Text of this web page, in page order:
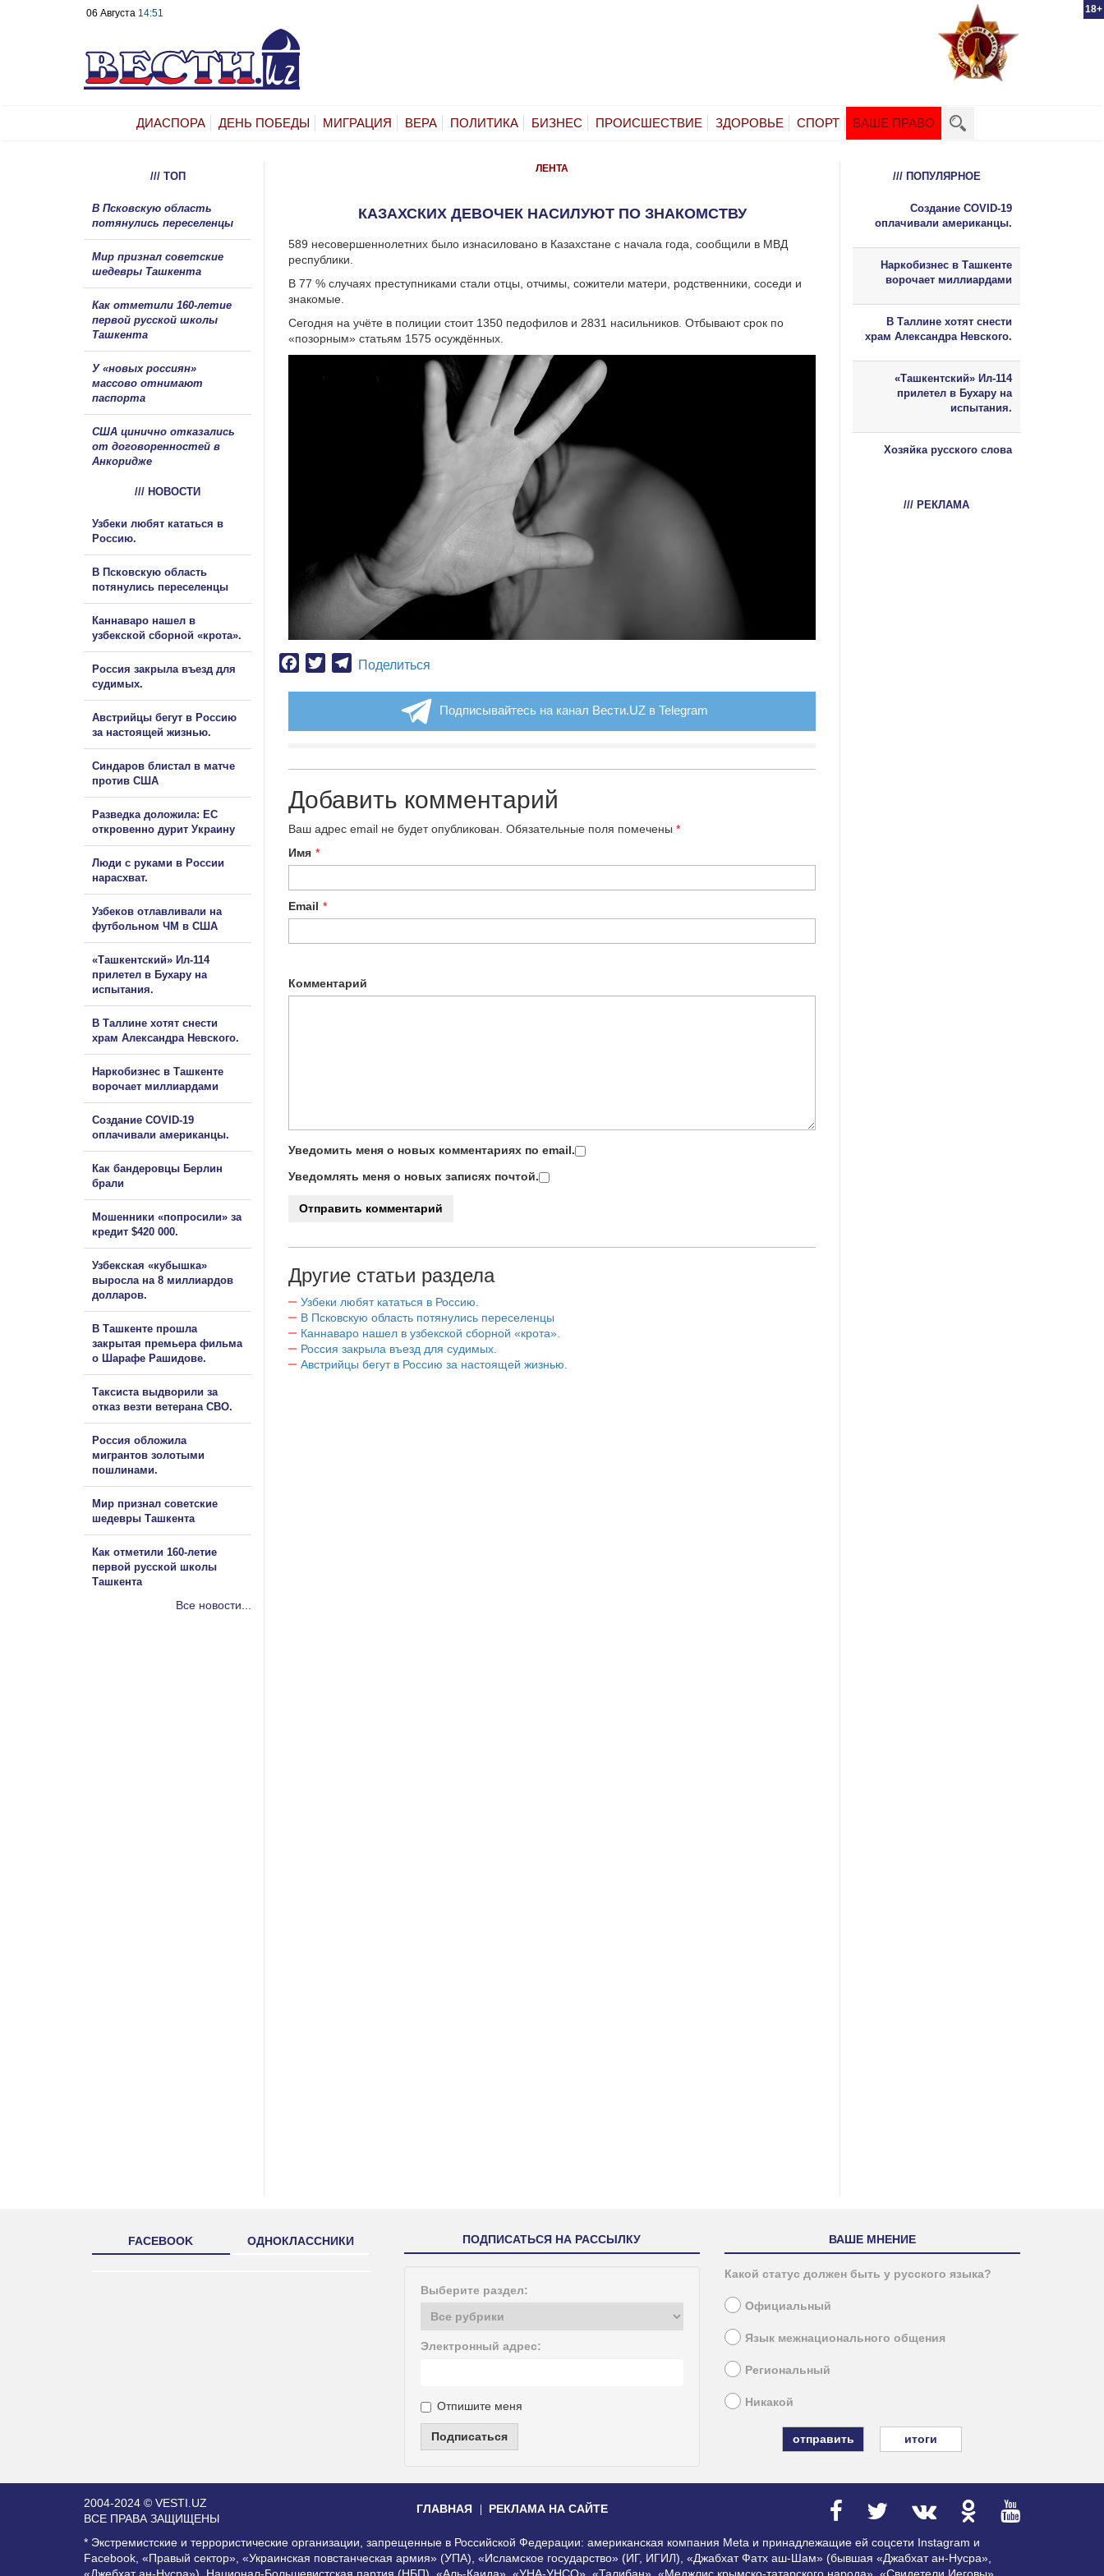
18+
06 Августа 14:51
ДИАСПОРА ДЕНЬ ПОБЕДЫ МИГРАЦИЯ ВЕРА ПОЛИТИКА БИЗНЕС ПРОИСШЕСТВИЕ ЗДОРОВЬЕ СПОРТ ВАШЕ ПРАВО
ЛЕНТА
КАЗАХСКИХ ДЕВОЧЕК НАСИЛУЮТ ПО ЗНАКОМСТВУ
589 несовершеннолетних было изнасиловано в Казахстане с начала года, сообщили в МВД
республики.
В 77 % случаях преступниками стали отцы, отчимы, сожители матери, родственники, соседи и
знакомые.
Сегодня на учёте в полиции стоит 1350 педофилов и 2831 насильников. Отбывают срок по
«позорным» статьям 1575 осуждённых.
Facebook
TwitterTelegram
Поделиться
Подписывайтесь на канал Вести.UZ в Telegram
Добавить комментарий
Ваш адрес email не будет опубликован. Обязательные поля помечены *
Имя *
Email *
Комментарий
Уведомить меня о новых комментариях по email.
Уведомлять меня о новых записях почтой.
Другие статьи раздела
Узбеки любят кататься в Россию.
В Псковскую область потянулись переселенцы
Каннаваро нашел в узбекской сборной «крота».
Россия закрыла въезд для судимых.
Австрийцы бегут в Россию за настоящей жизнью.
/// ТОП
В Псковскую область
потянулись переселенцы
Мир признал советские
шедевры Ташкента
Как отметили 160-летие
первой русской школы
Ташкента
У «новых россиян»
массово отнимают
паспорта
США цинично отказались
от договоренностей в
Анкоридже
/// НОВОСТИ
Узбеки любят кататься в
Россию.
В Псковскую область
потянулись переселенцы
Каннаваро нашел в
узбекской сборной «крота».
Россия закрыла въезд для
судимых.
Австрийцы бегут в Россию
за настоящей жизнью.
Синдаров блистал в матче
против США
Разведка доложила: ЕС
откровенно дурит Украину
Люди с руками в России
нарасхват.
Узбеков отлавливали на
футбольном ЧМ в США
«Ташкентский» Ил-114
прилетел в Бухару на
испытания.
В Таллине хотят снести
храм Александра Невского.
Наркобизнес в Ташкенте
ворочает миллиардами
Создание COVID-19
оплачивали американцы.
Как бандеровцы Берлин
брали
Мошенники «попросили» за
кредит $420 000.
Узбекская «кубышка»
выросла на 8 миллиардов
долларов.
В Ташкенте прошла
закрытая премьера фильма
о Шарафе Рашидове.
Таксиста выдворили за
отказ везти ветерана СВО.
Россия обложила
мигрантов золотыми
пошлинами.
Мир признал советские
шедевры Ташкента
Как отметили 160-летие
первой русской школы
Ташкента
Все новости...
/// ПОПУЛЯРНОЕ
Создание COVID-19
оплачивали американцы.
Наркобизнес в Ташкенте
ворочает миллиардами
В Таллине хотят снести
храм Александра Невского.
«Ташкентский» Ил-114
прилетел в Бухару на
испытания.
Хозяйка русского слова
/// РЕКЛАМА
FACEBOOK ОДНОКЛАССНИКИ ПОДПИСАТЬСЯ НА РАССЫЛКУ
Выберите раздел:
Электронный адрес:
Отпишите меня
Подписаться
ВАШЕ МНЕНИЕ
Какой статус должен быть у русского языка?
Официальный
Язык межнационального общения
Региональный
Никакой
итоги
2004-2024 © VESTI.UZ
ВСЕ ПРАВА ЗАЩИЩЕНЫ
ГЛАВНАЯ РЕКЛАМА НА САЙТЕ
* Экстремистские и террористические организации, запрещенные в Российской Федерации: американская компания Meta и принадлежащие ей соцсети Instagram и
Facebook, «Правый сектор», «Украинская повстанческая армия» (УПА), «Исламское государство» (ИГ, ИГИЛ), «Джабхат Фатх аш-Шам» (бывшая «Джабхат ан-Нусра»,
«Джебхат ан-Нусра»), Национал-Большевистская партия (НБП), «Аль-Каида», «УНА-УНСО», «Талибан», «Меджлис крымско-татарского народа», «Свидетели Иеговы»,